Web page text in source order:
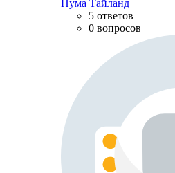
Пума Тайланд
5 ответов
0 вопросов